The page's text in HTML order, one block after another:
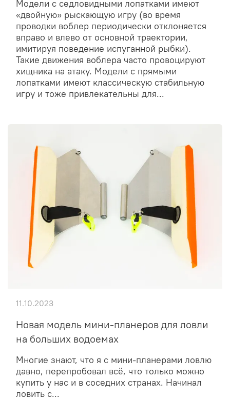
Модели с седловидными лопатками имеют
«двойную» рыскающую игру (во время
проводки воблер периодически отклоняется
вправо и влево от основной траектории,
имитируя поведение испуганной рыбки).
Такие движения воблера часто провоцируют
хищника на атаку. Модели с прямыми
лопатками имеют классическую стабильную
игру и тоже привлекательны для...
Новая модель мини-планеров для ловли
на больших водоемах
Многие знают, что я с мини-планерами ловлю
давно, перепробовал всё, что только можно
купить у нас и в соседних странах. Начинал
ловить с...
11.10.2023